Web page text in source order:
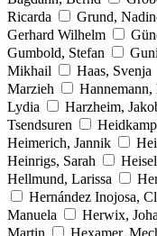
Ricarda
Grund,
Gerhard Wilhelm
Gumbold, Stefan
Mikhail
Haas, Svenja
Marzieh
Lydia
Harzheim,
Tsendsuren
Heimerich, Jannik
Heinrigs, Sarah
Hellmund, Larissa
Hernández Inojosa,
Manuela
Herwix,
Martin
Hexamer,